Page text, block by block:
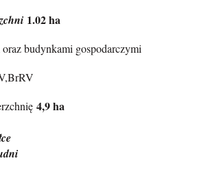
1.02 ha
budynkami gospodarczymi
4,9 ha